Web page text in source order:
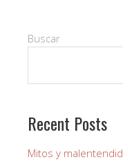
Buscar
Recent Posts
Mitos y